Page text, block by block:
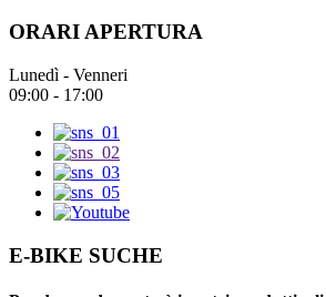
ORARI APERTURA
Lunedì - Venneri
09:00 - 17:00
E-BIKE SUCHE